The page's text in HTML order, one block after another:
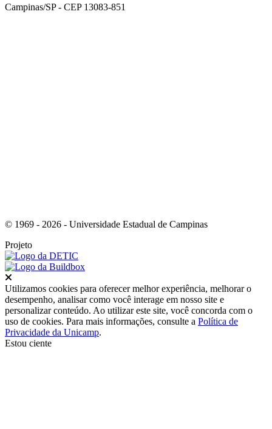
Campinas/SP - CEP 13083-851
© 1969 - 2026 - Universidade Estadual de Campinas
Projeto
Utilizamos cookies para oferecer melhor experiência, melhorar o
desempenho, analisar como você interage em nosso site e
personalizar conteúdo. Ao utilizar este site, você concorda com o
uso de cookies. Para mais informações, consulte a Política de
Privacidade da Unicamp.
Estou ciente